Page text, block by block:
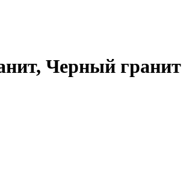
Черный гранит